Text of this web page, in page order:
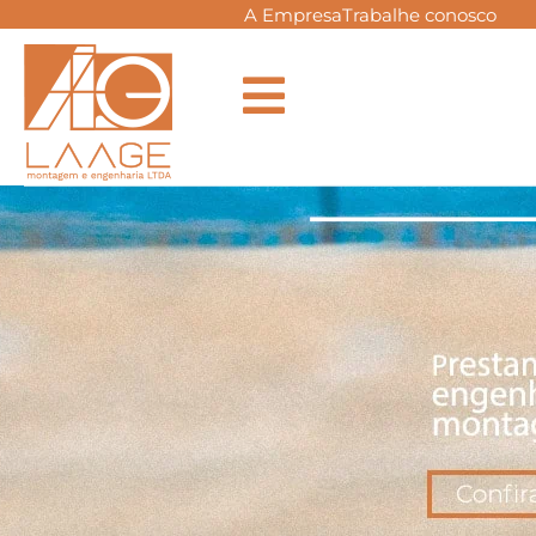
A EmpresaTrabalhe conosco